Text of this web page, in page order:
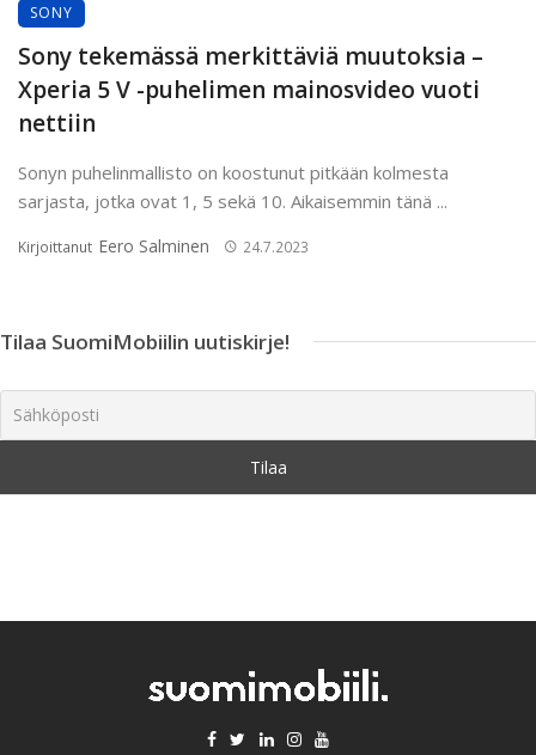
SONY
Sony tekemässä merkittäviä muutoksia –
Xperia 5 V -puhelimen mainosvideo vuoti
nettiin
Sonyn puhelinmallisto on koostunut pitkään kolmesta
sarjasta, jotka ovat 1, 5 sekä 10. Aikaisemmin tänä ...
Kirjoittanut Eero Salminen 24.7.2023
Tilaa SuomiMobiilin uutiskirje!